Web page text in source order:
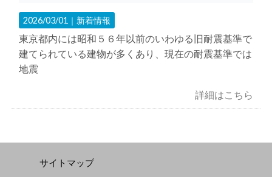
2026/03/01｜ 新着情報
東京都内には昭和５６年以前のいわゆる旧耐震基準で
建てられている建物が多くあり、現在の耐震基準では
地震
詳細はこちら
サイトマップ